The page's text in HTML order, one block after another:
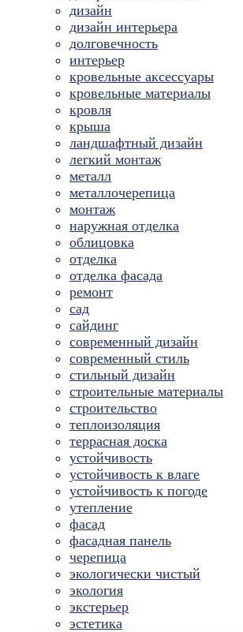
дизайн
дизайн интерьера
долговечность
интерьер
кровельные аксессуары
кровельные материалы
кровля
крыша
ландшафтный дизайн
легкий монтаж
металл
металлочерепица
монтаж
наружная отделка
облицовка
отделка
отделка фасада
ремонт
сад
сайдинг
современный дизайн
современный стиль
стильный дизайн
строительные материалы
строительство
теплоизоляция
террасная доска
устойчивость
устойчивость к влаге
устойчивость к погоде
утепление
фасад
фасадная панель
черепица
экологически чистый
экология
экстерьер
эстетика